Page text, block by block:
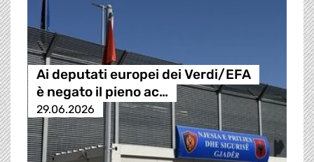
Ai deputati europei dei Verdi/EFA
è negato il pieno ac…
29.06.2026